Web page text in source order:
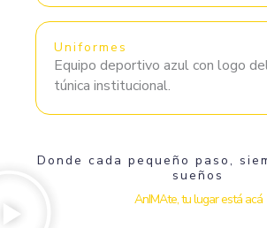
Uniformes
Equipo deportivo azul con logo
túnica institucional.
Donde cada pequeño paso,
sueños
AnIMAte, tu lugar está acá